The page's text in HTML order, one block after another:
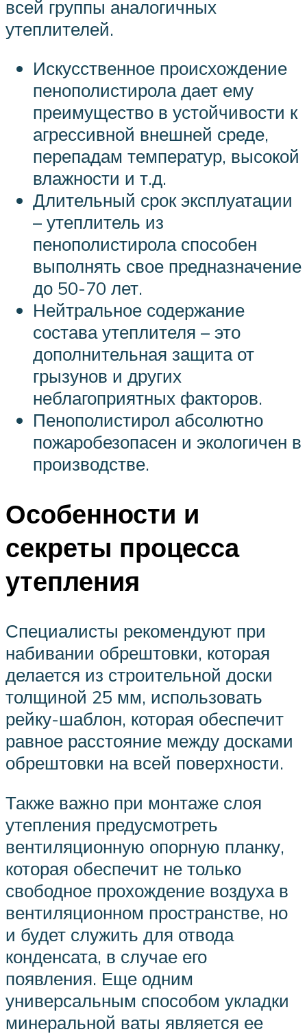
всей группы аналогичных
утеплителей.
Искусственное происхождение
пенополистирола дает ему
преимущество в устойчивости к
агрессивной внешней среде,
перепадам температур, высокой
влажности и т.д.
Длительный срок эксплуатации
– утеплитель из
пенополистирола способен
выполнять свое предназначение
до 50-70 лет.
Нейтральное содержание
состава утеплителя – это
дополнительная защита от
грызунов и других
неблагоприятных факторов.
Пенополистирол абсолютно
пожаробезопасен и экологичен в
производстве.
Особенности и
секреты процесса
утепления
Специалисты рекомендуют при
набивании обрештовки, которая
делается из строительной доски
толщиной 25 мм, использовать
рейку-шаблон, которая обеспечит
равное расстояние между досками
обрештовки на всей поверхности.
Также важно при монтаже слоя
утепления предусмотреть
вентиляционную опорную планку,
которая обеспечит не только
свободное прохождение воздуха в
вентиляционном пространстве, но
и будет служить для отвода
конденсата, в случае его
появления. Еще одним
универсальным способом укладки
минеральной ваты является ее